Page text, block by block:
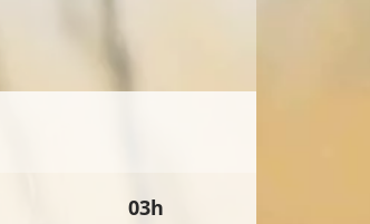
03h